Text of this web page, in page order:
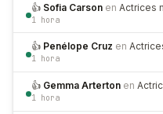
👍 Sofia Carson en Actrices
1 hora
👍 Penélope Cruz en
1 hora
👍 Gemma Arterton en
1 hora